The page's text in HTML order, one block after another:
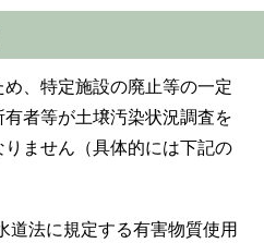
、特定施設の廃止等の一定
者等が土壌汚染状況調査を
ません（具体的には下記の
道法に規定する有害物質使用